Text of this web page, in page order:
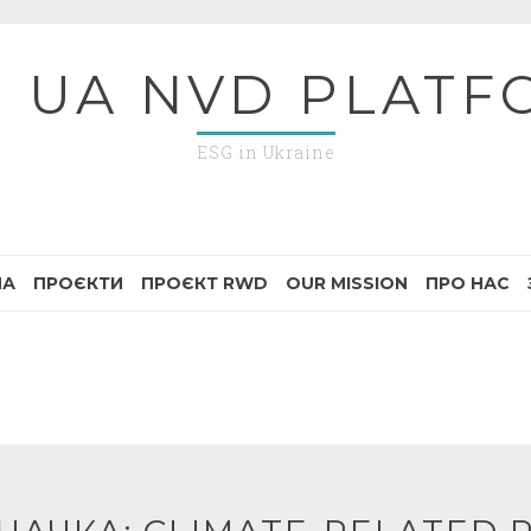
UA NVD
ESG in Ukraine
ПРОЄКТИ ПРОЄКТ RWD OUR MISSION ПРО НАС